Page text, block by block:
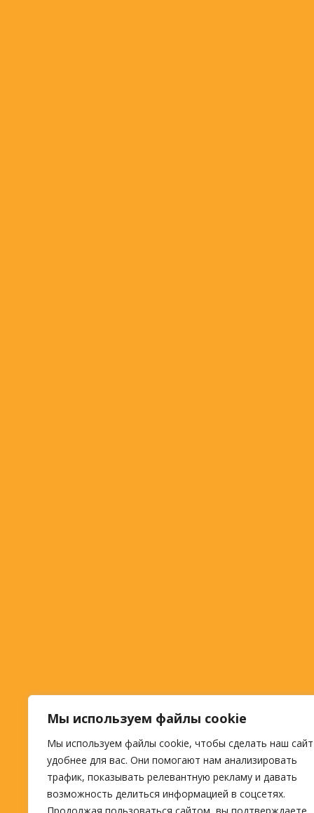
Мы используем файлы cookie
Мы используем файлы cookie, чтобы сделать наш сайт
удобнее для вас. Они помогают нам анализировать
трафик, показывать релевантную рекламу и давать
возможность делиться информацией в соцсетях.